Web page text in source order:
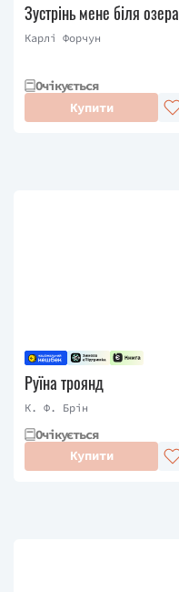
Зустрінь мене біля озера
Карлі Форчун
Очікується
Купити
Руїна троянд
К. Ф. Брін
Очікується
Купити